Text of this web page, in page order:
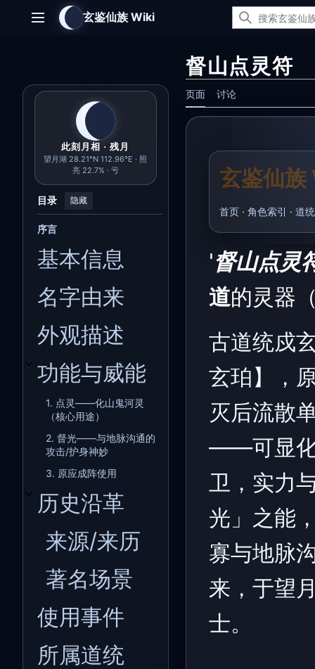
主菜单 玄鉴仙族 Wiki
此刻月相 · 残月
望月湖 28.21°N 112.96°E · 照
亮 22.7% · 亏
目录 隐藏
序言
基本信息
名字由来
外观描述
功能与威能
开关功能与威能子章节
1. 点灵——化山鬼河灵
（核心用途）
2. 督光——与地脉沟通的
攻击/护身神妙
3. 原应成阵使用
历史沿革
开关历史沿革子章节
来源/来历
著名场景
使用事件
所属道统
督山点灵符
页面 讨论
玄鉴仙
首页 · 角色索引 · 道
'督山点灵
道的灵器
古道统戍
玄珀】，
灭后流散
——可显化
卫，实力
光」之能
寡与地脉
来，于望
士。